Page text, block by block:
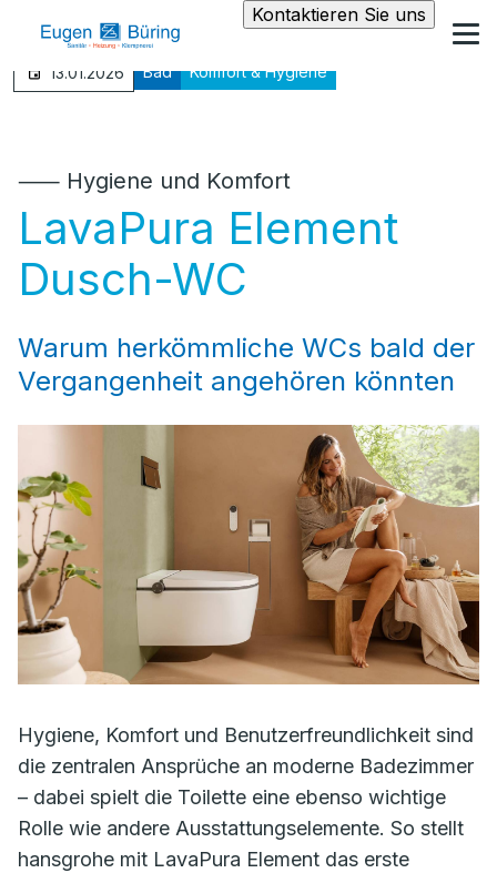
Kontaktieren Sie uns
13.01.2026 Bad Komfort & Hygiene
⸺ Hygiene und Komfort
LavaPura Element
Dusch-WC
Warum herkömmliche WCs bald der
Vergangenheit angehören könnten
Hygiene, Komfort und Benutzerfreundlichkeit sind
die zentralen Ansprüche an moderne Badezimmer
– dabei spielt die Toilette eine ebenso wichtige
Rolle wie andere Ausstattungselemente. So stellt
hansgrohe mit LavaPura Element das erste